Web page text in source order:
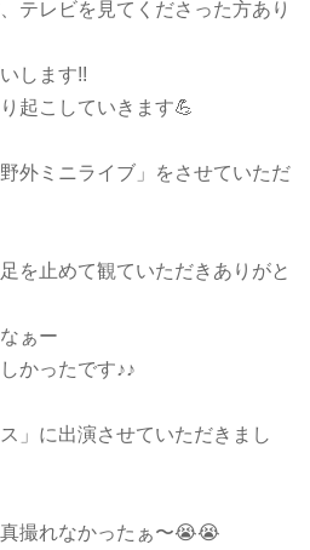
テレビを見てくださった方あり
します!!
起こしていきます💪
外ミニライブ」をさせていただ
を止めて観ていただきありがと
ぁー
かったです♪♪
」に出演させていただきまし
撮れなかったぁ〜😭😭